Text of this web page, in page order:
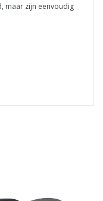
maar zijn eenvoudig